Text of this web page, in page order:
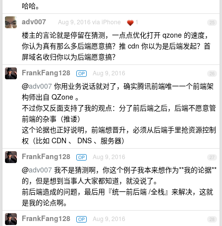
哈哈。
25
adv007 Aug 9, 2016 via iPhone 1
楼主的言论就是停留在猜测，一点点优化打开 qzone 的速度，
你认为真有那么多后端愿意搞？推 cdn 你以为是后端发起？首
屏域名收归你以为后端愿意搞？
26
FrankFang128 OP Aug 9, 2016
@adv007 你用业务说话就对了，确实腾讯前端唯一一个前端架
构师出自 QZone 。
不过你又反面支持了我的观点：分了前后端之后，后端不愿意管
前端的杂事（推诿）
这个论据也正好说明，前端想晋升，必须从后端手里抢资源控制
权（比如 CDN 、 DNS 、服务器）
27
FrankFang128 OP Aug 9, 2016
@adv007 我不是猜测啊，你这个例子我本来想作为**我的论据**
的，但是想到当事人大家都知道，就没说了。
前后端造成的问题，最后用『统一前后端 /全栈』来解决，这就
是我的论点啊。
28
FrankFang128 OP Aug 9, 2016